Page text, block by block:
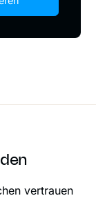
vertrauen